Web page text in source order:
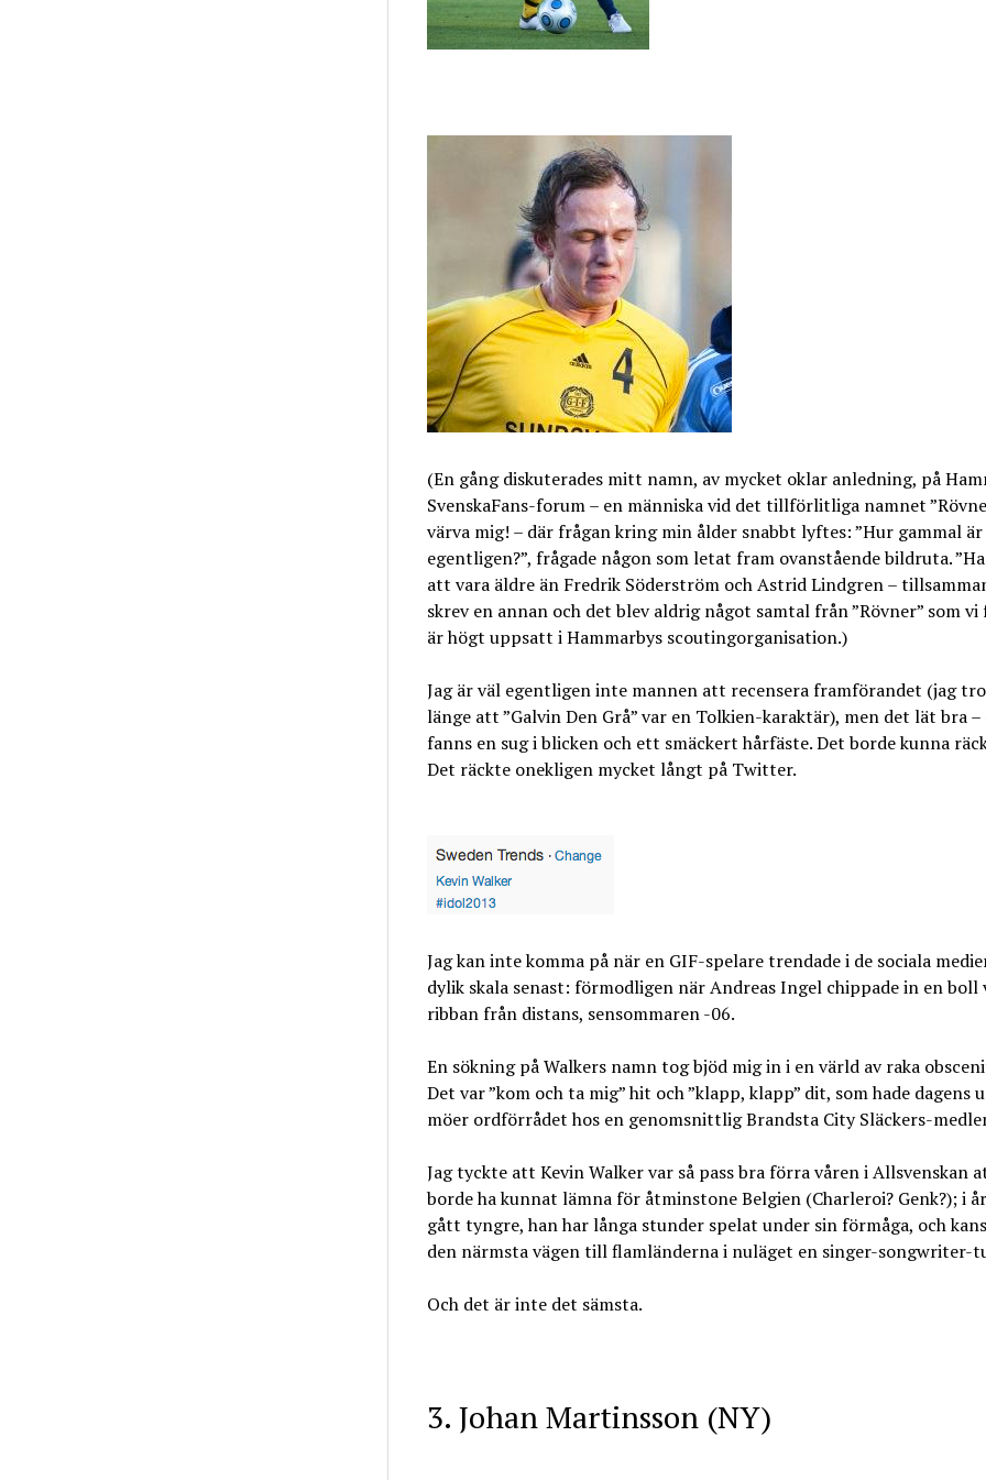
(En gång diskuterades mitt namn, av mycket oklar anledning, på
SvenskaFans-forum – en människa vid det tillförlitliga namnet
värva mig! – där frågan kring min ålder snabbt lyftes: ”Hur gammal är
egentligen?”, frågade någon som letat fram ovanstående bildruta.
att vara äldre än Fredrik Söderström och Astrid Lindgren –
skrev en annan och det blev aldrig något samtal från ”Rövner” som
är högt uppsatt i Hammarbys scoutingorganisation.)
Jag är väl egentligen inte mannen att recensera framförandet (jag
länge att ”Galvin Den Grå” var en Tolkien-karaktär), men det lät bra –
fanns en sug i blicken och ett smäckert hårfäste. Det borde kunna
Det räckte onekligen mycket långt på Twitter.
Jag kan inte komma på när en GIF-spelare trendade i de sociala
dylik skala senast: förmodligen när Andreas Ingel chippade in en boll
ribban från distans, sensommaren -06.
En sökning på Walkers namn tog bjöd mig in i en värld av raka
Det var ”kom och ta mig” hit och ”klapp, klapp” dit, som hade dagens
möer ordförrådet hos en genomsnittlig Brandsta City Släckers-
Jag tyckte att Kevin Walker var så pass bra förra våren i Allsvenskan
borde ha kunnat lämna för åtminstone Belgien (Charleroi? Genk?); i
gått tyngre, han har långa stunder spelat under sin förmåga, och
den närmsta vägen till flamländerna i nuläget en singer-songwriter-
Och det är inte det sämsta.
3. Johan Martinsson (NY)